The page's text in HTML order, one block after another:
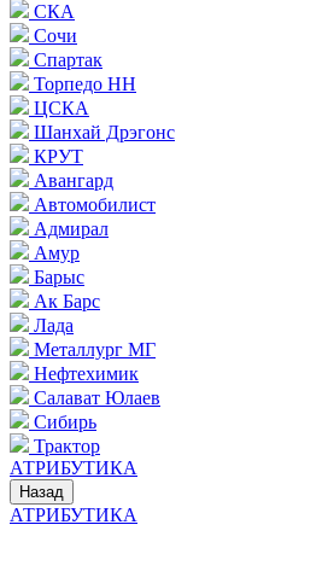
СКА
Сочи
Спартак
Торпедо НН
ЦСКА
Шанхай Дрэгонс
КРУТ
Авангард
Автомобилист
Адмирал
Амур
Барыс
Ак Барс
Лада
Металлург МГ
Нефтехимик
Салават Юлаев
Сибирь
Трактор
АТРИБУТИКА
Назад
АТРИБУТИКА